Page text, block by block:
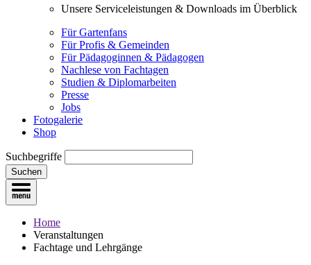
Unsere Serviceleistungen & Downloads im Überblick
Für Gartenfans
Für Profis & Gemeinden
Für Pädagoginnen & Pädagogen
Nachlese von Fachtagen
Studien & Diplomarbeiten
Presse
Jobs
Fotogalerie
Shop
Suchbegriffe
Suchen
Home
Veranstaltungen
Fachtage und Lehrgänge